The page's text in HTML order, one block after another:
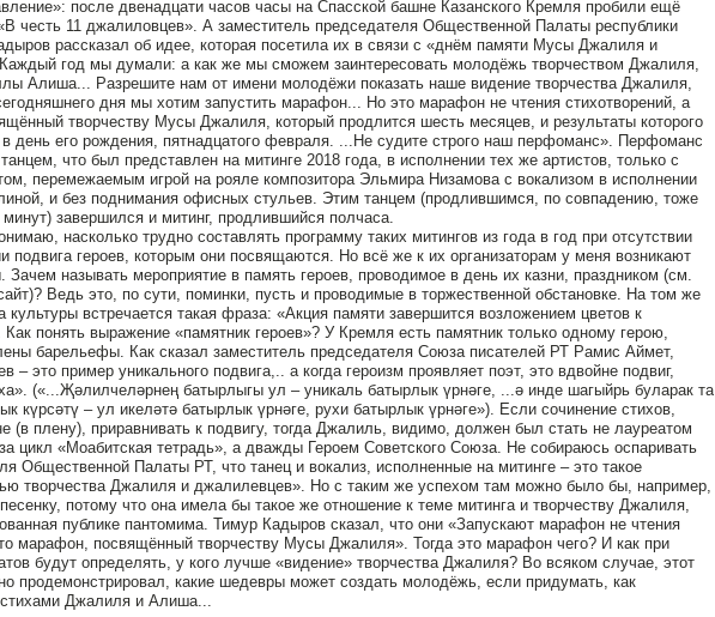
после двенадцати часов часы на Спасской башне Казанского Кремля пробили ещё
честь 11 джалиловцев». А заместитель председателя Общественной Палаты республики
рассказал об идее, которая посетила их в связи с «днём памяти Мусы Джалиля и
год мы думали: а как же мы сможем заинтересовать молодëжь творчеством Джалиля,
Алиша... Разрешите нам от имени молодëжи показать наше видение творчества Джалиля,
дня мы хотим запустить марафон... Но это марафон не чтения стихотворений, а
творчеству Мусы Джалиля, который продлится шесть месяцев, и результаты которого
день его рождения, пятнадцатого февраля. ...Не судите строго наш перфоманс». Перфоманс
что был представлен на митинге 2018 года, в исполнении тех же артистов, только с
перемежаемым игрой на рояле композитора Эльмира Низамова с вокализом в исполнении
и без поднимания офисных стульев. Этим танцем (продлившимся, по совпадению, тоже
минут) завершился и митинг, продлившийся полчаса.
насколько трудно составлять программу таких митингов из года в год при отсутствии
подвига героев, которым они посвящаются. Но всё же к их организаторам у меня возникают
Зачем называть мероприятие в память героев, проводимое в день их казни, праздником (см.
Ведь это, по сути, поминки, пусть и проводимые в торжественной обстановке. На том же
культуры встречается такая фраза: «Акция памяти завершится возложением цветов к
Как понять выражение «памятник героев»? У Кремля есть памятник только одному герою,
барельефы. Как сказал заместитель председателя Союза писателей РТ Рамис Аймет,
– это пример уникального подвига,.. а когда героизм проявляет поэт, это вдвойне подвиг,
(«...Җәлилчеләрнең батырлыгы ул – уникаль батырлык үрнәге, ...ә инде шагыйрь буларак та
күрсәтү – ул икеләтә батырлык үрнәге, рухи батырлык үрнәге»). Если сочинение стихов,
(в плену), приравнивать к подвигу, тогда Джалиль, видимо, должен был стать не лауреатом
цикл «Моабитская тетрадь», а дважды Героем Советского Союза. Не собираюсь оспаривать
Общественной Палаты РТ, что танец и вокализ, исполненные на митинге – это такое
творчества Джалиля и джалилевцев». Но с таким же успехом там можно было бы, например,
потому что она имела бы такое же отношение к теме митинга и творчеству Джалиля,
публике пантомима. Тимур Кадыров сказал, что они «Запускают марафон не чтения
марафон, посвящëнный творчеству Мусы Джалиля». Тогда это марафон чего? И как при
будут определять, у кого лучше «видение» творчества Джалиля? Во всяком случае, этот
продемонстрировал, какие шедевры может создать молодëжь, если придумать, как
стихами Джалиля и Алиша...